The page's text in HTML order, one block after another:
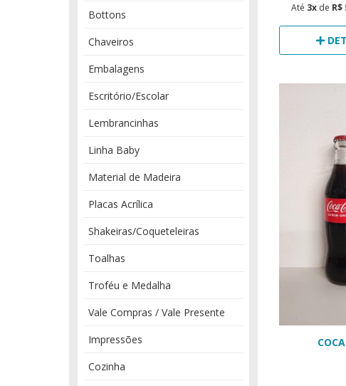
Bottons
Chaveiros
Embalagens
Escritório/Escolar
Lembrancinhas
Linha Baby
Material de Madeira
Placas Acrílica
Shakeiras/Coqueteleiras
Toalhas
Troféu e Medalha
Vale Compras / Vale Presente
Impressões
Cozinha
Até 3xde R$